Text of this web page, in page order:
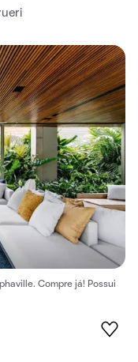
Compre já! Possui